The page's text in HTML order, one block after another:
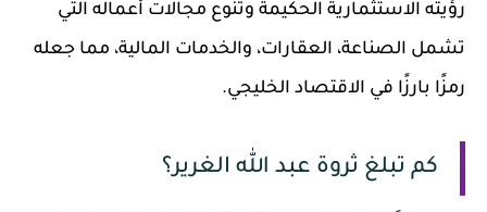
رؤيته الاستثمارية الحكيمة وتنوع مجالات أعماله التي
تشمل الصناعة، العقارات، والخدمات المالية، مما جعله
رمزًا بارزًا في الاقتصاد الخليجي.
كم تبلغ ثروة عبد الله الغرير؟